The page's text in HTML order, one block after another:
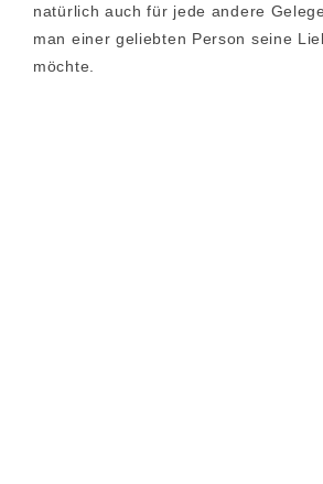
natürlich auch für jede andere
man einer geliebten Person seine
möchte.